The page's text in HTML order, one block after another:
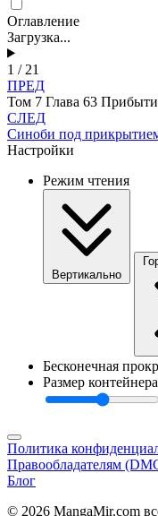
Оглавление
Загрузка...
1 / 21
ПРЕД
Том 7 Глава 63
СЛЕД
Cиноби под
Настройки
Режим чтения
Вертикально
Бесконечная
Размер контейнера
Политика
Правообладателям
Блог
© 2026 MangaMir.com